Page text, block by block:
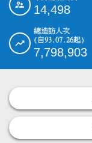
14,498
總造訪人次
(自93.07.26起)
7,798,903